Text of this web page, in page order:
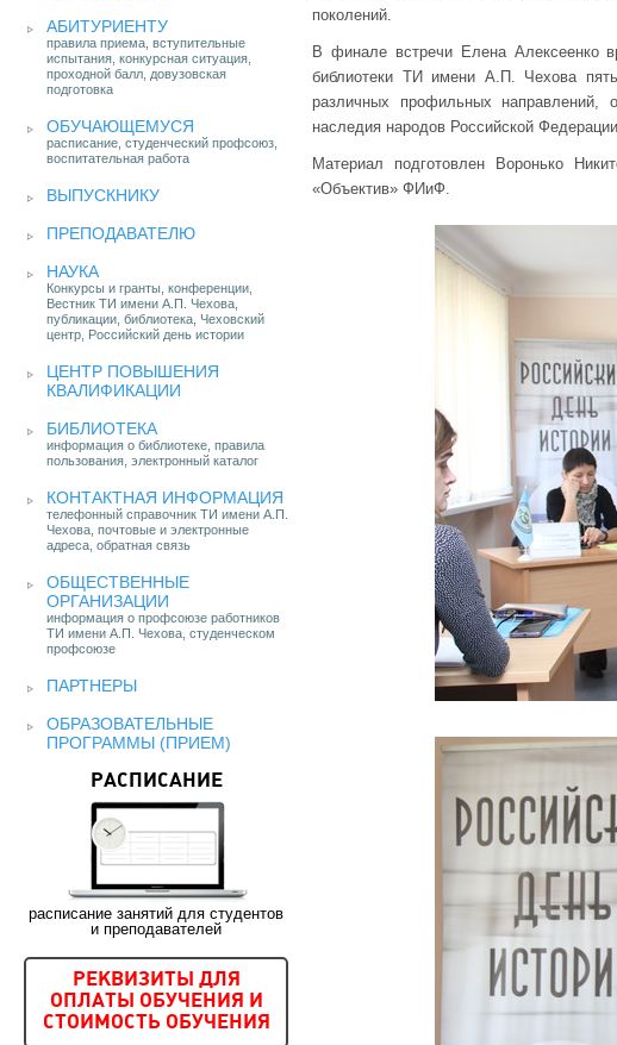
АБИТУРИЕНТУ
правила приема, вступительные
испытания, конкурсная ситуация,
проходной балл, довузовская
подготовка
ОБУЧАЮЩЕМУСЯ
расписание, студенческий профсоюз,
воспитательная работа
ВЫПУСКНИКУ
ПРЕПОДАВАТЕЛЮ
НАУКА
Конкурсы и гранты, конференции,
Вестник ТИ имени А.П. Чехова,
публикации, библиотека, Чеховский
центр, Российский день истории
ЦЕНТР ПОВЫШЕНИЯ
КВАЛИФИКАЦИИ
БИБЛИОТЕКА
информация о библиотеке, правила
пользования, электронный каталог
КОНТАКТНАЯ ИНФОРМАЦИЯ
телефонный справочник ТИ имени А.П.
Чехова, почтовые и электронные
адреса, обратная связь
ОБЩЕСТВЕННЫЕ
ОРГАНИЗАЦИИ
информация о профсоюзе работников
ТИ имени А.П. Чехова, студенческом
профсоюзе
ПАРТНЕРЫ
ОБРАЗОВАТЕЛЬНЫЕ
ПРОГРАММЫ (ПРИЕМ)
РАСПИСАНИЕ
расписание занятий для студентов
и преподавателей
РЕКВИЗИТЫ ДЛЯ
ОПЛАТЫ ОБУЧЕНИЯ И
СТОИМОСТЬ ОБУЧЕНИЯ
поколений.
В финале встречи Елена Алексеенко
библиотеки ТИ имени А.П. Чехова
различных профильных направлений,
наследия народов Российской
Материал подготовлен Воронько
«Объектив» ФИиФ.